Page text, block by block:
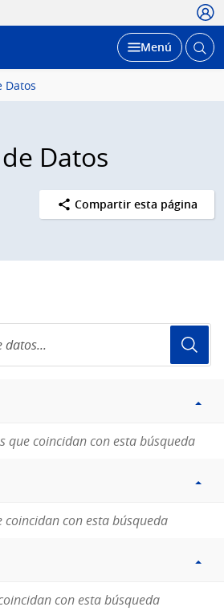
Desplegar
Menú Abrir
Datos
Datos
Compartir esta página
que coincidan con esta búsqueda
coincidan con esta búsqueda
con esta búsqueda